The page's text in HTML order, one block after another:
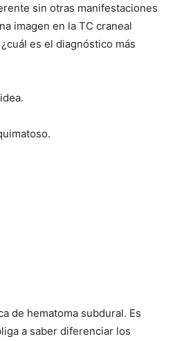
sin otras manifestaciones
imagen en la TC craneal
es el diagnóstico más
de hematoma subdural. Es
a saber diferenciar los